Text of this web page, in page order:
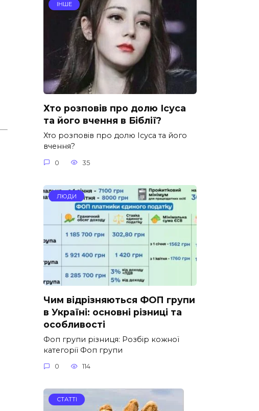
ІНШЕ
Хто розповів про долю Ісуса
та його вчення в Біблії?
Хто розповів про долю Ісуса та його
вчення?
0 35
ЛЮДИ
Чим відрізняються ФОП групи
в Україні: основні різниці та
особливості
Фоп групи різниця: Розбір кожної
категорії Фоп групи
0 114
СТАТТІ